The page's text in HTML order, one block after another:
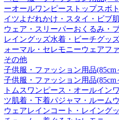
ーオールワンピース トップスボ
イツよだれかけ・スタイ・ビブ
ウェア・スリーパーおくるみ・
レイングッズ水着・ビーチグッ
ォーマル・セレモニーウェアフ
その他
子供服・ファッション用品(85cm
子供服・ファッション用品
トムス ワンピース・オールイン
ツ肌着・下着パジャマ・ルーム
ウェアレインコート・レイング